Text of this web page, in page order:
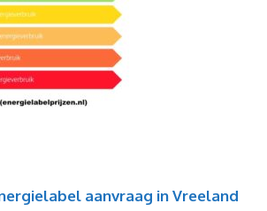
aanvraag in Vreeland